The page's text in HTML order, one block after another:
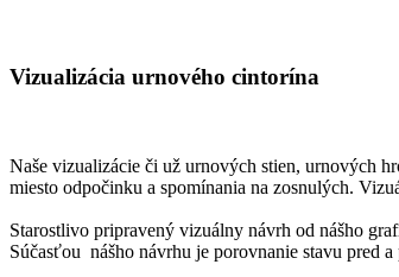
Vizualizácia urnového cintorína
Naše vizualizácie či už urnových stien, urnových
miesto odpočinku a spomínania na zosnulých.
Starostlivo pripravený vizuálny návrh od nášho
Súčasťou nášho návrhu je porovnanie stavu pred